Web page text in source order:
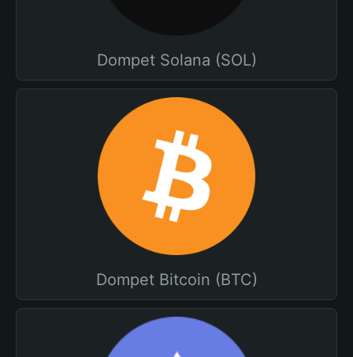
Dompet Solana (SOL)
Dompet Bitcoin (BTC)